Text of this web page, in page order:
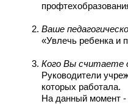
Ваше
«Увлечь ребенка и
Кого Вы считаете
Руководители
которых работала.
На данный момент